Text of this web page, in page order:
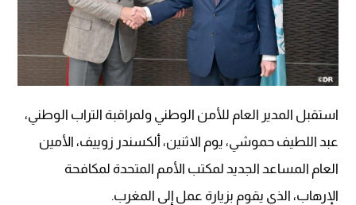
استقبل المدير العام للأمن الوطني ولمراقبة التراب الوطني،
عبد اللطيف حموشي، يوم الاثنين، ألكسندر زوييف، الأمين
العام المساعد الجديد لمكتب الأمم المتحدة لمكافحة
الإرهاب، الذي يقوم بزيارة عمل إلى المغرب.